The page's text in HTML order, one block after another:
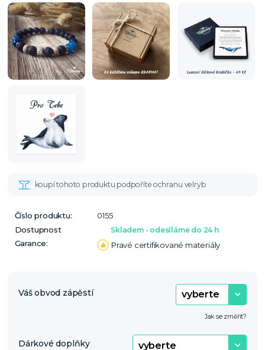
Číslo produktu:
0155
Dostupnost
Skladem - odesíláme do 24 h
Garance: Pravé certifikované materiály
Váš obvod zápěstí
Jak se změřit?
Dárkové doplňky